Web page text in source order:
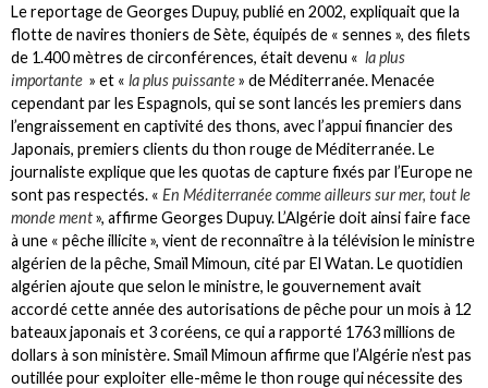
Le reportage de Georges Dupuy, publié en 2002, expliquait que la
flotte de navires thoniers de Sète, équipés de « sennes », des filets
de 1.400 mètres de circonférences, était devenu « la plus
importante » et « la plus puissante» de Méditerranée. Menacée
cependant par les Espagnols, qui se sont lancés les premiers dans
l’engraissement en captivité des thons, avec l’appui financier des
Japonais, premiers clients du thon rouge de Méditerranée. Le
journaliste explique que les quotas de capture fixés par l’Europe ne
sont pas respectés. « En Méditerranée comme ailleurs sur mer, tout le
monde ment», affirme Georges Dupuy. L’Algérie doit ainsi faire face
à une « pêche illicite », vient de reconnaître à la télévision le ministre
algérien de la pêche, Smaïl Mimoun, cité par El Watan. Le quotidien
algérien ajoute que selon le ministre, le gouvernement avait
accordé cette année des autorisations de pêche pour un mois à 12
bateaux japonais et 3 coréens, ce qui a rapporté 1763 millions de
dollars à son ministère. Smaïl Mimoun affirme que l’Algérie n’est pas
outillée pour exploiter elle-même le thon rouge qui nécessite des